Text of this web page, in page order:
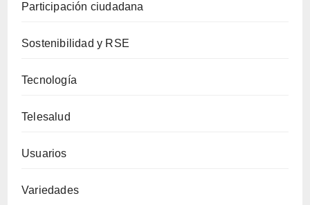
Participación ciudadana
Sostenibilidad y RSE
Tecnología
Telesalud
Usuarios
Variedades